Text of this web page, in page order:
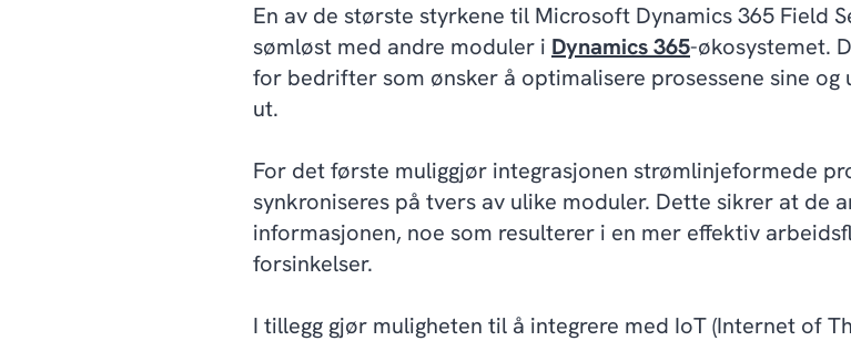
En av de største styrkene til Microsoft Dynamics 365 Field
sømløst med andre moduler i Dynamics 365-økosystemet.
for bedrifter som ønsker å optimalisere prosessene sine
ut.
For det første muliggjør integrasjonen strømlinjeformede
synkroniseres på tvers av ulike moduler. Dette sikrer at de
informasjonen, noe som resulterer i en mer effektiv
forsinkelser.
I tillegg gjør muligheten til å integrere med IoT (Internet of